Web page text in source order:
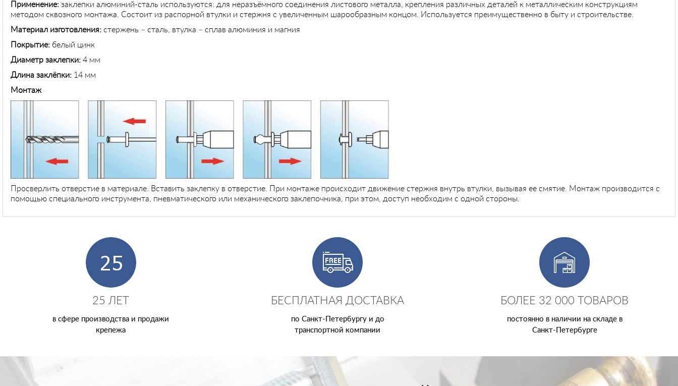
Применение: заклепки алюминий-сталь используются: для неразъёмного соединения листового металла, крепления различных деталей к металлическим конструкциям
методом сквозного монтажа. Состоит из распорной втулки и стержня с увеличенным шарообразным концом. Используется преимущественно в быту и строительстве.
Материал изготовления: стержень – сталь, втулка – сплав алюминия и магния
Покрытие: белый цинк
Диаметр заклепки: 4 мм
Длина заклёпки: 14 мм
Монтаж
Просверлить отверстие в материале. Вставить заклепку в отверстие. При монтаже происходит движение стержня внутрь втулки, вызывая ее смятие. Монтаж производится с
помощью специального инструмента, пневматического или механического заклепочника, при этом, доступ необходим с одной стороны.
25 ЛЕТ
в сфере производства и продажи
крепежа
БЕСПЛАТНАЯ ДОСТАВКА
по Санкт-Петербургу и до
транспортной компании
БОЛЕЕ 32 000 ТОВАРОВ
постоянно в наличии на складе в
Санкт-Петербурге